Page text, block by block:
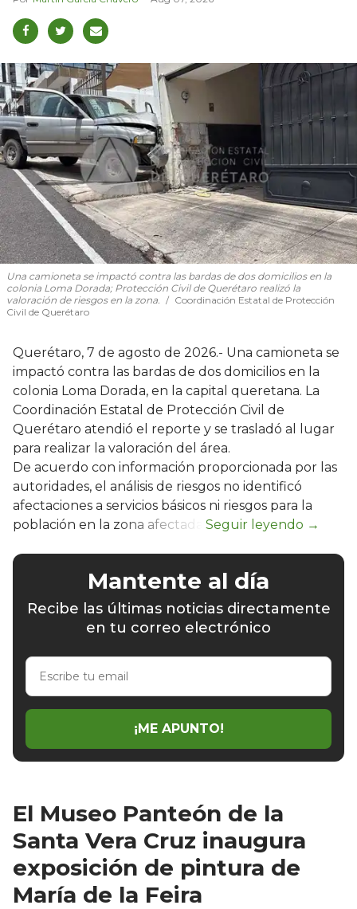
Una camioneta se impactó contra las bardas de dos domicilios en la
colonia Loma Dorada; Protección Civil de Querétaro realizó la
valoración de riesgos en la zona.
Coordinación Estatal de Protección
Civil de Querétaro
Querétaro, 7 de agosto de 2026.- Una camioneta se
impactó contra las bardas de dos domicilios en la
colonia Loma Dorada, en la capital queretana. La
Coordinación Estatal de Protección Civil de
Querétaro atendió el reporte y se trasladó al lugar
para realizar la valoración del área.
De acuerdo con información proporcionada por las
autoridades, el análisis de riesgos no identificó
afectaciones a servicios básicos ni riesgos para la
población en la zona afectada.
Mantente al día
Recibe las últimas noticias directamente
en tu correo electrónico
Escribe
email
¡ME APUNTO!
El Museo Panteón de la
Santa Vera Cruz inaugura
exposición de pintura de
María de la Feira